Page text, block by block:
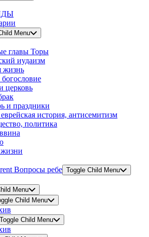
Menu
главы Торы
иудаизм
жизнь
церковь
и праздники
история, антисемитизм
политика
Вопросы ребе Toggle Child Menu
Menu
Child Menu
Toggle Child Menu